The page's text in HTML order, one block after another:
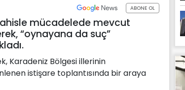
ABONE OL
mücadelede mevcut
“oynayana da suç”
Karadeniz Bölgesi illerinin
istişare toplantısında bir araya